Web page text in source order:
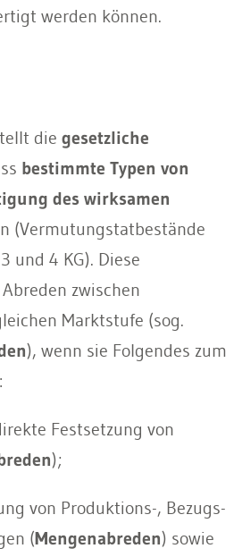
werden können.
die gesetzliche
bestimmte Typen von
des wirksamen
(Vermutungstatbestände
und 4 KG). Diese
zwischen
Marktstufe (sog.
), wenn sie Folgendes zum
Festsetzung von
);
von Produktions-, Bezugs-
(Mengenabreden) sowie